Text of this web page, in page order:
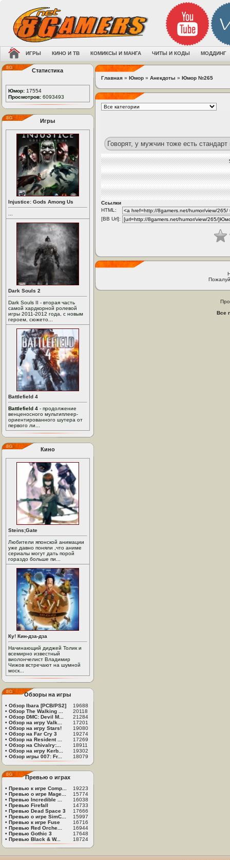
ИГРЫ КИНО И ТВ КОМИКСЫ И МАНГА ЧИТЫ И КОДЫ МОДДИНГ
Статистика
Юмор: 17554
Просмотров: 6093493
Игры
Injustice: Gods Among Us
Dark Souls 2
Dark Souls II - вторая часть
самой хардкорной ролевой
игры 2011-2012 года, с новым
героем, сюжето...
Battlefield 4
Battlefield 4 - продолжение
венценосного мультиплеер-
ориентированного шутера от
первого ли...
Кино
Steins;Gate
Любители японской анимации
уже давно поняли ,что аниме
сериалы могут дать порой
гораздо больше пи...
Ку! Кин-дза-дза
Начинающий диджей Толик и
всемирно известный
виолончелист Владимир
Чижов встречают на шумной
моск...
Обзоры на игры
• Обзор Ibara [PCB/PS2]
19688
• Обзор The Walking ...
20118
• Обзор DMC: Devil M...
21284
• Обзор на игру Valk...
17201
• Обзор на игру Stars!
19080
• Обзор на Far Cry 3
19274
• Обзор на Resident ...
17269
• Обзор на Chivalry:...
18911
• Обзор на игру Kerb...
19302
• Обзор игры 007: Fr... 18079
Превью о играх
• Превью к игре Comp...
19223
• Превью о игре Mage...
15774
• Превью Incredible ...
16038
• Превью Firefall
14733
• Превью Dead Space 3
17666
• Превью о игре SimC...
15997
• Превью к игре Fuse
16716
• Превью Red Orche...
16944
• Превью Gothic 3
17648
• Превью Black & W... 18724
Главная » Юмор » Анекдоты » Юмор №265
Говорят, у мужчин тоже есть
Ссылки
HTML:
[BB Url]:
Все